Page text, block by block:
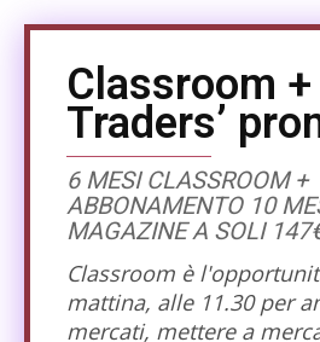
Classroom +
Traders’
6 MESI CLASSROOM +
ABBONAMENTO 10
MAGAZINE A SOLI
Classroom è
mattina, alle 11.30 per
mercati, mettere a